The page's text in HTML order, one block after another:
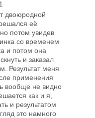
двоюродной
её
потом увидев
со временем
и потом она
и заказал
Результат меня
применения
вообще не видно
как и я,
и результатом
это намного